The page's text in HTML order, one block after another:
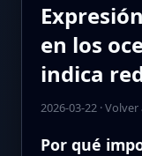
en los
indica
2026-03-22·Volver
Por qué